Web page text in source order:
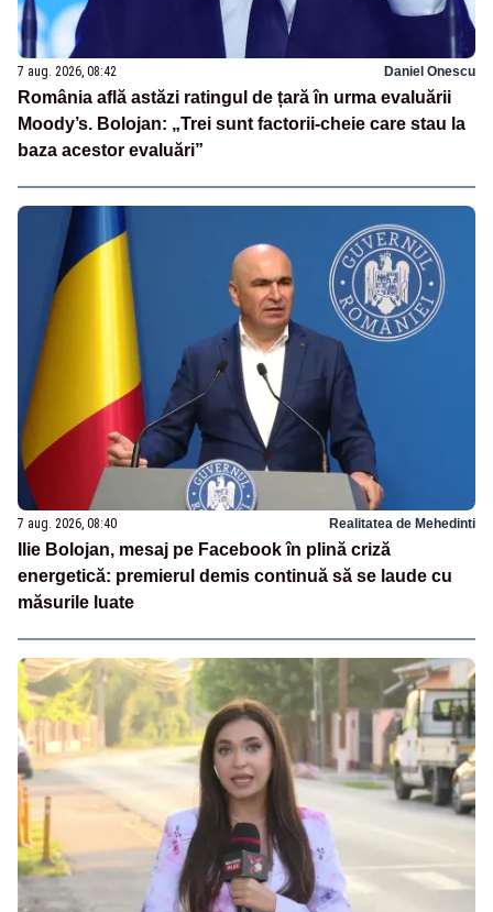
7 aug. 2026, 08:42 Daniel Onescu
România află astăzi ratingul de țară în urma evaluării
Moody’s. Bolojan: „Trei sunt factorii-cheie care stau la
baza acestor evaluări”
7 aug. 2026, 08:40 Realitatea de Mehedinti
Ilie Bolojan, mesaj pe Facebook în plină criză
energetică: premierul demis continuă să se laude cu
măsurile luate